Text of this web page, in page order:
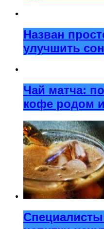
Назван
улучшить сон
Чай матча:
кофе родом
Специалисты